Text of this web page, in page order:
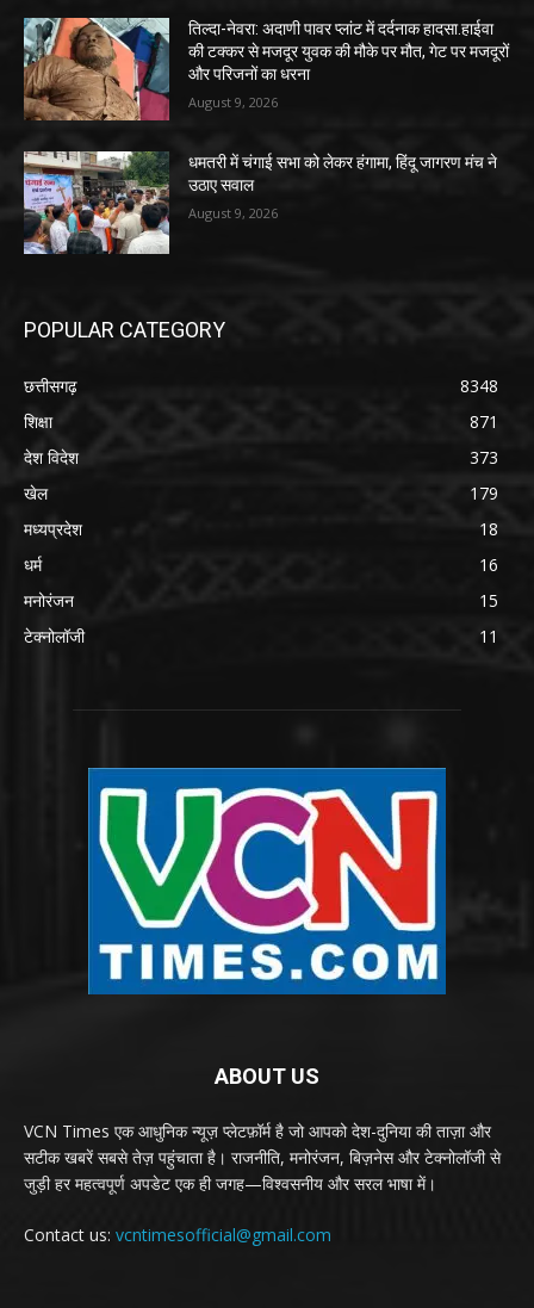
तिल्दा-नेवरा: अदाणी पावर प्लांट में दर्दनाक हादसा.हाईवा
की टक्कर से मजदूर युवक की मौके पर मौत, गेट पर मजदूरों
और परिजनों का धरना
August 9, 2026
धमतरी में चंगाई सभा को लेकर हंगामा, हिंदू जागरण मंच ने
उठाए सवाल
August 9, 2026
POPULAR CATEGORY
छत्तीसगढ़
8348
शिक्षा
871
देश विदेश
373
खेल
179
मध्यप्रदेश
18
धर्म
16
मनोरंजन
15
टेक्नोलॉजी
11
ABOUT US
VCN Times एक आधुनिक न्यूज़ प्लेटफ़ॉर्म है जो आपको देश-दुनिया की ताज़ा और
सटीक खबरें सबसे तेज़ पहुंचाता है। राजनीति, मनोरंजन, बिज़नेस और टेक्नोलॉजी से
जुड़ी हर महत्वपूर्ण अपडेट एक ही जगह—विश्वसनीय और सरल भाषा में।
Contact us: vcntimesofficial@gmail.com